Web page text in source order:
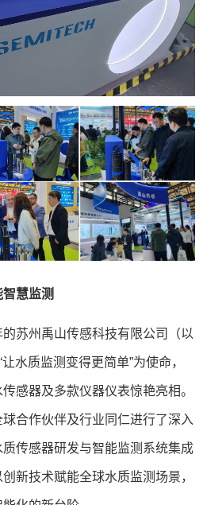
慧监测
苏州禹山传感科技有限公司（以
水质监测变得更简单”为使命，
感器及多款仪器仪表惊艳亮相。
合作伙伴及行业同仁进行了深入
传感器研发与智能监测系统集成
新技术赋能全球水质监测场景，